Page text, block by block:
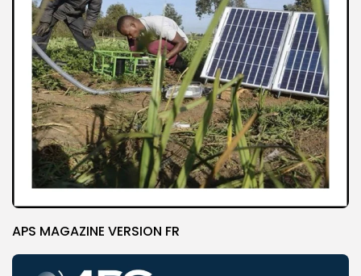
APS MAGAZINE VERSION FR